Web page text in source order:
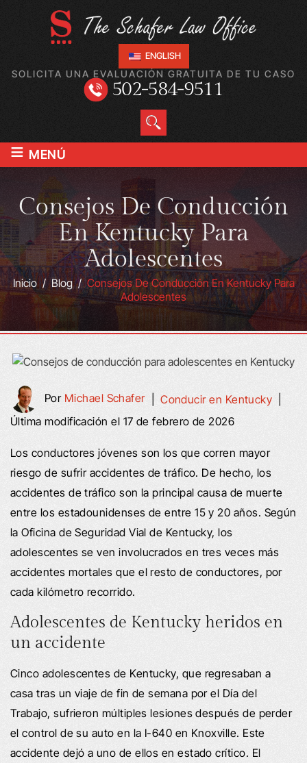
ENGLISH
SOLICITA UNA EVALUACIÓN GRATUITA DE TU CASO
502-584-9511
≡ MENÚ
Consejos De Conducción
En Kentucky Para
Adolescentes
Inicio/Blog/Consejos De Conducción En Kentucky Para
Adolescentes
Por Michael Schafer|Conducir en Kentucky
Última modificación el 17 de febrero de 2026
Los conductores jóvenes son los que corren mayor
riesgo de sufrir accidentes de tráfico. De hecho, los
accidentes de tráfico son la principal causa de muerte
entre los estadounidenses de entre 15 y 20 años. Según
la Oficina de Seguridad Vial de Kentucky, los
adolescentes se ven involucrados en tres veces más
accidentes mortales que el resto de conductores, por
cada kilómetro recorrido.
Adolescentes de Kentucky heridos en
un accidente
Cinco adolescentes de Kentucky, que regresaban a
casa tras un viaje de fin de semana por el Día del
Trabajo, sufrieron múltiples lesiones después de perder
el control de su auto en la I-640 en Knoxville. Este
accidente dejó a uno de ellos en estado crítico. El